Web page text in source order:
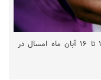
پنجمین جشنواره ملی عکس زعفران روزهای ۱۱ تا ۱۶ آبان ماه امسال در